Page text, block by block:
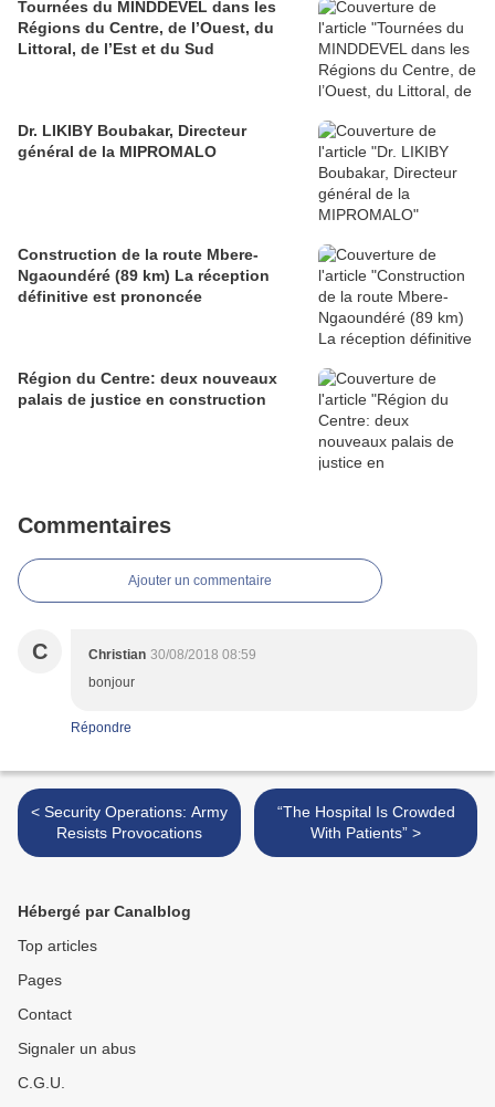
Tournées du MINDDEVEL dans les
Régions du Centre, de l’Ouest, du
Littoral, de l’Est et du Sud
Dr. LIKIBY Boubakar, Directeur
général de la MIPROMALO
Construction de la route Mbere-
Ngaoundéré (89 km) La réception
définitive est prononcée
Région du Centre: deux nouveaux
palais de justice en construction
Commentaires
Ajouter un commentaire
C Christian 30/08/2018 08:59
bonjour
Répondre
< Security Operations: Army
Resists Provocations
“The Hospital Is Crowded
With Patients” >
Hébergé par Canalblog
Top articles
Pages
Contact
Signaler un abus
C.G.U.